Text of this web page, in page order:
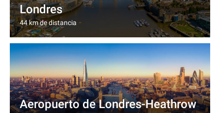
Londres
44 km de distancia
Aeropuerto de Londres-Heathrow